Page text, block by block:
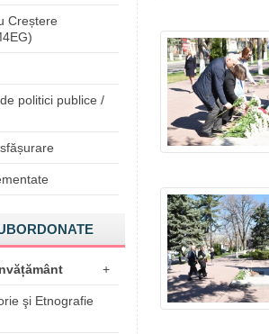
Creștere
politici publice /
+
şi Etnografie